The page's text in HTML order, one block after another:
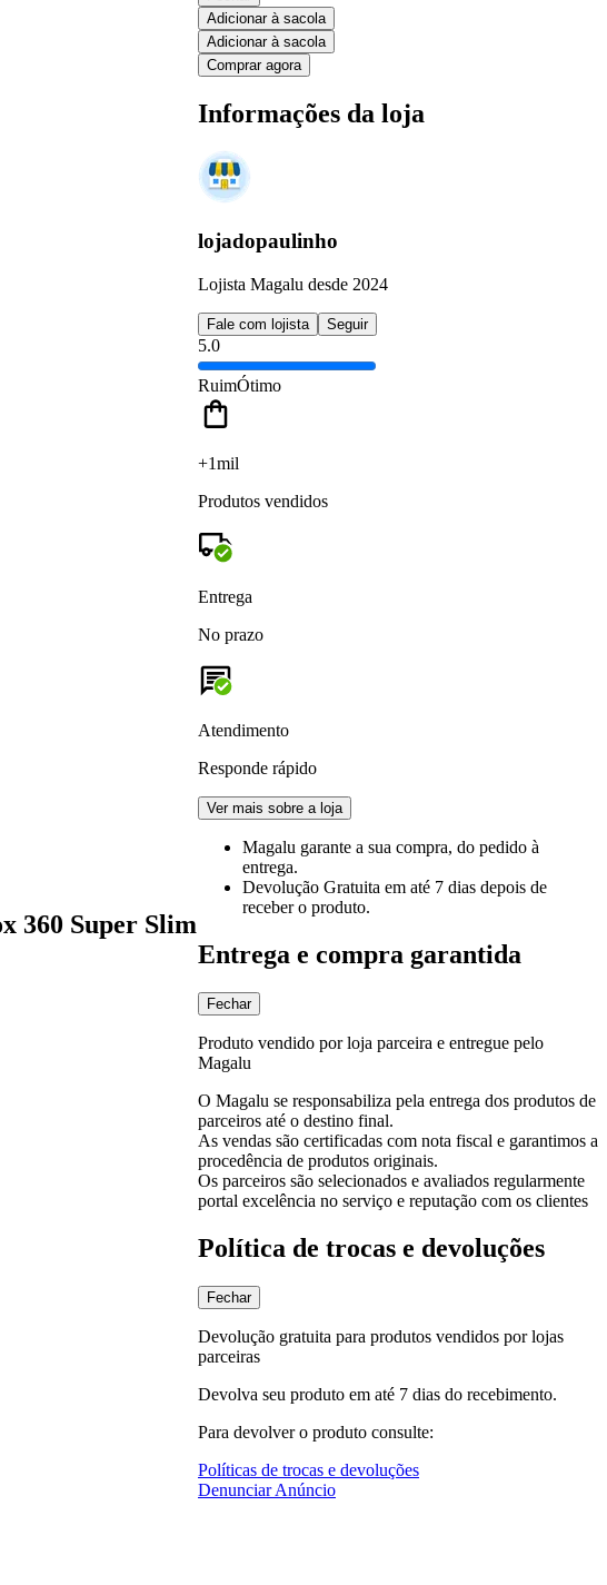
360 Super Slim
Adicionar à sacola
Adicionar à sacola
Comprar agora
Informações da loja
lojadopaulinho
Lojista Magalu desde 2024
Fale com lojista Seguir
5.0
RuimÓtimo
+1mil
Produtos vendidos
Entrega
No prazo
Atendimento
Responde rápido
Ver mais sobre a loja
Magalu garante a sua compra, do pedido à
entrega.
Devolução Gratuita em até 7 dias depois de
receber o produto.
Entrega e compra garantida
Fechar
Produto vendido por loja parceira e entregue pelo
Magalu
O Magalu se responsabiliza pela entrega dos produtos de
parceiros até o destino final.
As vendas são certificadas com nota fiscal e garantimos a
procedência de produtos originais.
Os parceiros são selecionados e avaliados regularmente
portal excelência no serviço e reputação com os clientes
Política de trocas e devoluções
Fechar
Devolução gratuita para produtos vendidos por lojas
parceiras
Devolva seu produto em até 7 dias do recebimento.
Para devolver o produto consulte:
Políticas de trocas e devoluções
Denunciar Anúncio